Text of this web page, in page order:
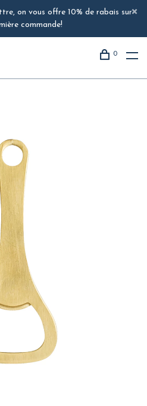
on vous offre 10% de rabais sur
commande!
0